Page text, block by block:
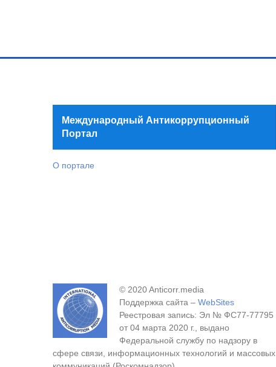
Международный Антикоррупционный
Портал
О портале
© 2020 Anticorr.media
Поддержка сайта – WebSites
Реестровая запись: Эл № ФС77-77795
от 04 марта 2020 г., выдано
Федеральной службу по надзору в
сфере связи, информационных технологий и массовых